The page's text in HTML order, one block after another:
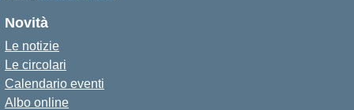
Novità
Le notizie
Le circolari
Calendario eventi
Albo online